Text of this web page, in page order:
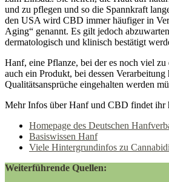
und zu pflegen und so die Spannkraft
den USA wird CBD immer häufiger in
Aging“ genannt. Es gilt jedoch
dermatologisch und klinisch bestätigt
Hanf, eine Pflanze, bei der es noch viel
auch ein Produkt, bei dessen Verarbeitung
Qualitätsansprüche eingehalten werden
Mehr Infos über Hanf und CBD findet ihr
Homepage des Deutschen
Basiswissen Hanf
Viele Hintergrundinfos zu
Weiterführende Quellen: